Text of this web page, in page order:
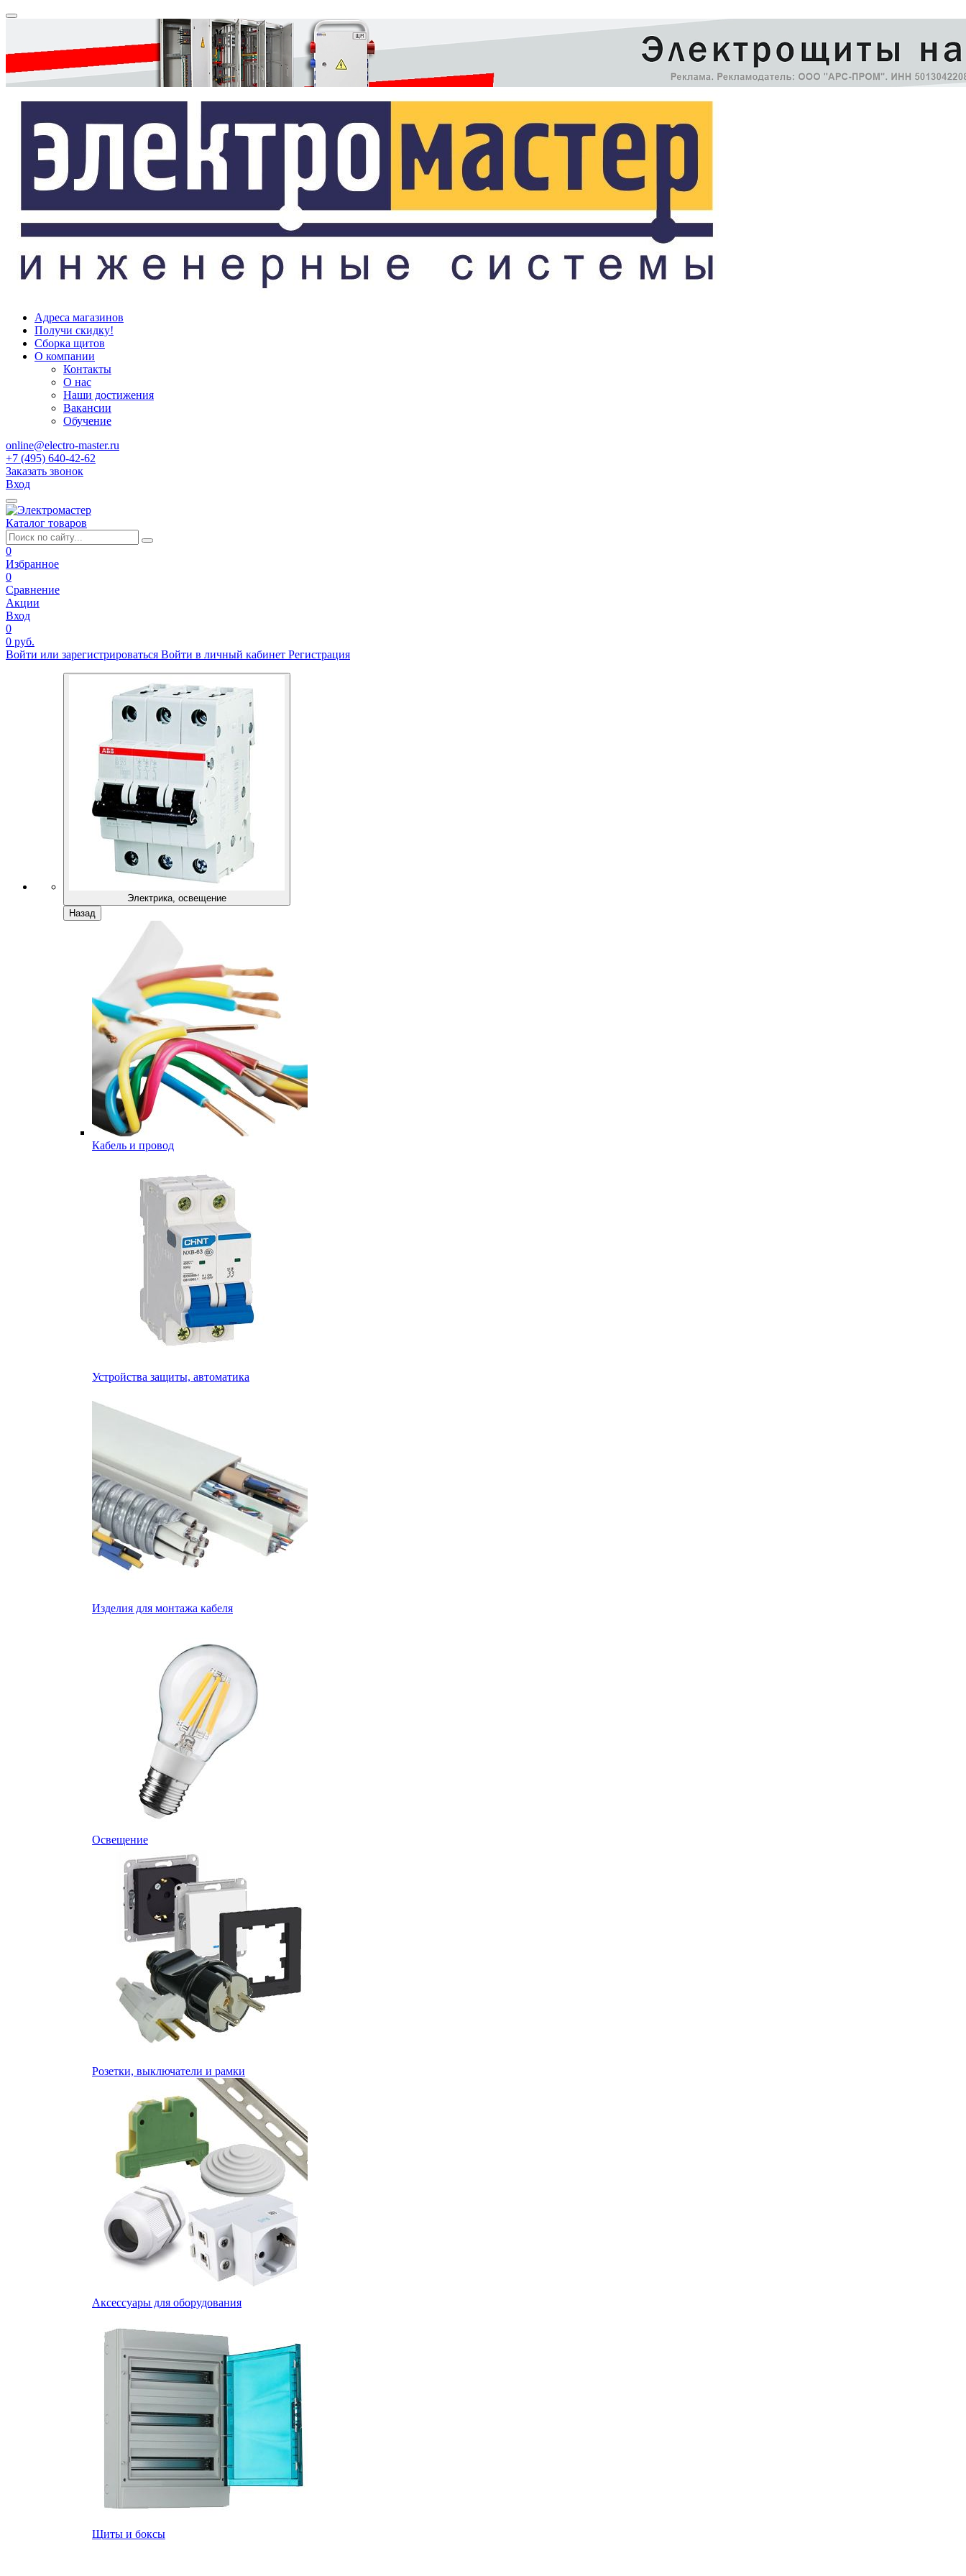
Адреса магазинов
Получи скидку!
Сборка щитов
О компании
Контакты
О нас
Наши достижения
Вакансии
Обучение
online@electro-master.ru
+7 (495) 640-42-62
Заказать звонок
Вход
Каталог товаров
0
Избранное
0
Сравнение
Акции
Вход
0
0 руб.
Войти или зарегистрироваться Войти в личный кабинет Регистрация
Электрика, освещение
Назад
Кабель и провод
Устройства защиты, автоматика
Изделия для монтажа кабеля
Освещение
Розетки, выключатели и рамки
Аксессуары для оборудования
Щиты и боксы